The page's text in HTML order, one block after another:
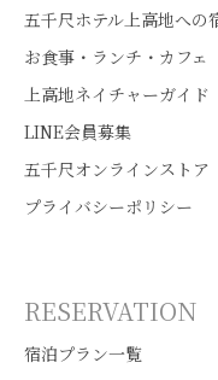
五千尺ホテル上高地への
お食事・ランチ・カフェ
上高地ネイチャーガイド
LINE会員募集
五千尺オンラインストア
プライバシーポリシー
RESERVATION
宿泊プラン一覧